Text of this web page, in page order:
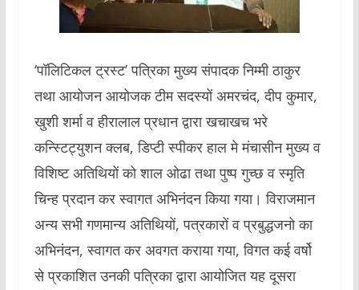
‘पॉलिटिकल ट्रस्ट’ पत्रिका मुख्य संपादक निम्मी ठाकुर
तथा आयोजन आयोजक टीम सदस्यों अमरचंद, दीप कुमार,
खुशी शर्मा व हीरालाल प्रधान द्वारा खचाखच भरे
कन्स्टिट्युशन क्लब, डिप्टी स्पीकर हाल मे मंचासीन मुख्य व
विशिष्ट अतिथियों को शाल ओढा तथा पुष्प गुच्छ व स्मृति
चिन्ह प्रदान कर स्वागत अभिनंदन किया गया। विराजमान
अन्य सभी गणमान्य अतिथियों, पत्रकारों व प्रबुद्धजनो का
अभिनंदन, स्वागत कर अवगत कराया गया, विगत कई वर्षो
से प्रकाशित उनकी पत्रिका द्वारा आयोजित यह दूसरा